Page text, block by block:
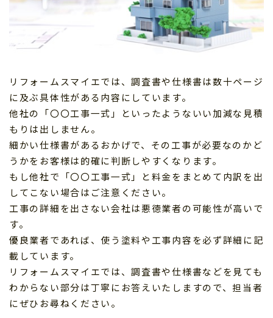
リフォームスマイエでは、調査書や仕様書は数十ページ
に及ぶ具体性がある内容にしています。
他社の「〇〇工事一式」といったようないい加減な見積
もりは出しません。
細かい仕様書があるおかげで、その工事が必要なのかど
うかをお客様は的確に判断しやすくなります。
もし他社で「〇〇工事一式」と料金をまとめて内訳を出
してこない場合はご注意ください。
工事の詳細を出さない会社は悪徳業者の可能性が高いで
す。
優良業者であれば、使う塗料や工事内容を必ず詳細に記
載しています。
リフォームスマイエでは、調査書や仕様書などを見ても
わからない部分は丁寧にお答えいたしますので、担当者
にぜひお尋ねください。